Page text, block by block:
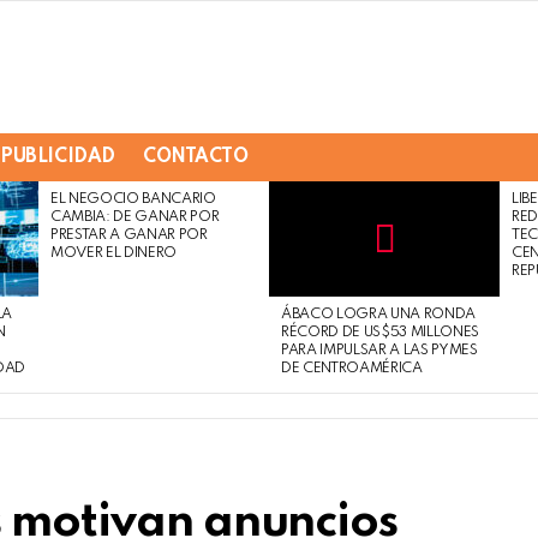
PUBLICIDAD CONTACTO
EL NEGOCIO BANCARIO
CAMBIA: DE GANAR POR
PRESTAR A GANAR POR
MOVER EL DINERO
Safe
For
Work
view
this
post
ÁBACO LOGRA UNA RONDA
RÉCORD DE US$53 MILLONES
PARA IMPULSAR A LAS PYMES
DE CENTROAMÉRICA
motivan anuncios